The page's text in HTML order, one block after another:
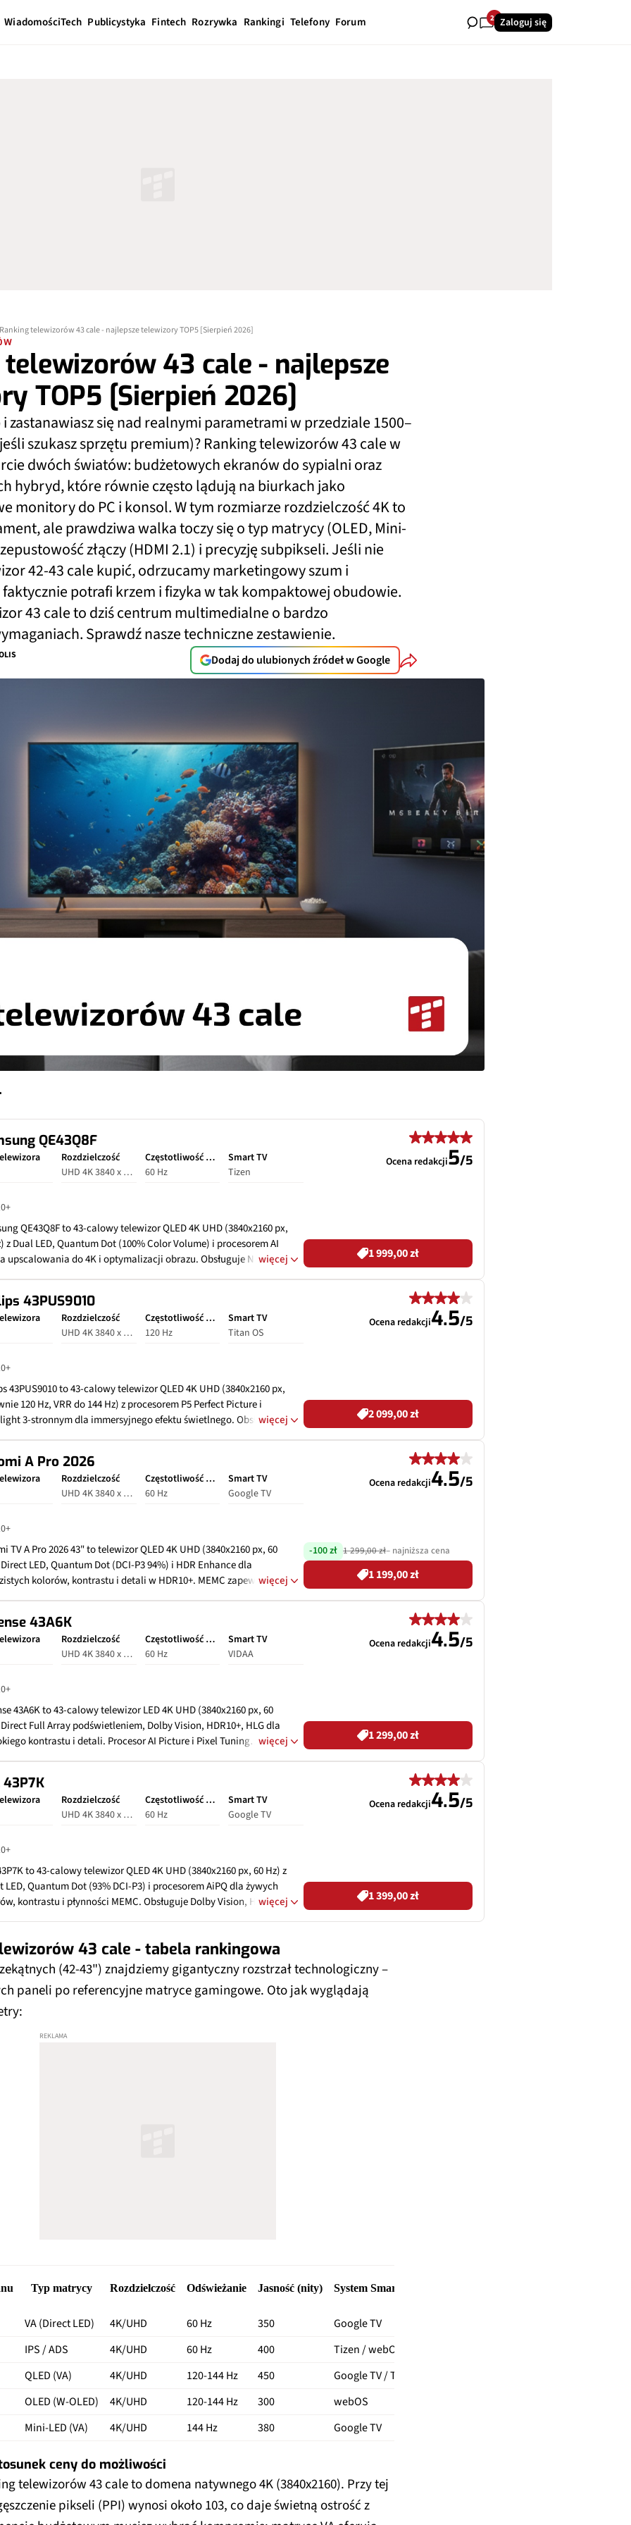
WiadomościTech Publicystyka Fintech Rozrywka Rankingi Telefony Forum 28Zaloguj się
Ranking telewizorów 43 cale - najlepsze telewizory TOP5 [Sierpień 2026]
43 cale - najlepsze
TOP5 [Sierpień 2026]
zastanawiasz się nad realnymi parametrami w przedziale 1500–
jeśli szukasz sprzętu premium)? Ranking telewizorów 43 cale w
dwóch światów: budżetowych ekranów do sypialni oraz
hybryd, które równie często lądują na biurkach jako
monitory do PC i konsol. W tym rozmiarze rozdzielczość 4K to
ale prawdziwa walka toczy się o typ matrycy (OLED, Mini-
złączy (HDMI 2.1) i precyzję subpikseli. Jeśli nie
42-43 cale kupić, odrzucamy marketingowy szum i
faktycznie potrafi krzem i fizyka w tak kompaktowej obudowie.
43 cale to dziś centrum multimedialne o bardzo
Sprawdź nasze techniczne zestawienie.
Dodaj do ulubionych źródeł w Google
QE43Q8F
Rozdzielczość
UHD 4K 3840 x 2160
Częstotliwość odświeżania
60 Hz
Smart TV
Tizen
QE43Q8F to 43‑calowy telewizor QLED 4K UHD (3840x2160 px,
z Dual LED, Quantum Dot (100% Color Volume) i procesorem AI
upscalowania do 4K i optymalizacji obrazu. Obsługuje Neo
Hub, AirSlim design. Złącza: 3x HDMI, 2x USB, Ethernet,
CI+; tunery DVB‑T2/CS2/HEVC. Głośniki 20W 2CH z Object
Sound Lite, Q-Symphony.
więcej
Ocena redakcji5/5
1 999,00 zł
43PUS9010
Rozdzielczość
UHD 4K 3840 x 2160
Częstotliwość odświeżania
120 Hz
Smart TV
Titan OS
43PUS9010 to 43‑calowy telewizor QLED 4K UHD (3840x2160 px,
120 Hz, VRR do 144 Hz) z procesorem P5 Perfect Picture i
3‑stronnym dla immersyjnego efektu świetlnego. Obsługuje
Matter; aplikacje Netflix, Disney+. Złącza: 4x HDMI 2.1
2x USB, optyczne, Ethernet, CI+; tunery DVB‑T2/C/S2. Dźwięk
Dolby Atmos, DTS:X, DTS Play‑Fi, IntelliSense.
więcej
Ocena redakcji4.5/5
2 099,00 zł
A Pro 2026
Rozdzielczość
UHD 4K 3840 x 2160
Częstotliwość odświeżania
60 Hz
Smart TV
Google TV
TV A Pro 2026 43" to telewizor QLED 4K UHD (3840x2160 px, 60
LED, Quantum Dot (DCI-P3 94%) i HDR Enhance dla
kolorów, kontrastu i detali w HDR10+. MEMC zapewnia
AirPlay, Miracast; aplikacje Netflix, YouTube. Złącza: 3x HDMI
Boost 120 Hz), 2x USB, Ethernet, optyczne, AV, CI+; tunery
HEVC, DVB‑C, DVB‑S2. Głośniki 2x10W z Dolby Audio, DTS:X,
więcej
Ocena redakcji4.5/5
-100 zł 1 299,00 zł– najniższa cena
1 199,00 zł
43A6K
Rozdzielczość
UHD 4K 3840 x 2160
Częstotliwość odświeżania
60 Hz
Smart TV
VIDAA
43A6K to 43‑calowy telewizor LED 4K UHD (3840x2160 px, 60
Direct Full Array podświetleniem, Dolby Vision, HDR10+, HLG dla
kontrastu i detali. Procesor AI Picture i Pixel Tuning
Netflix, YouTube, Disney+; sterowanie głosem. Złącza: 3x
(Game Mode Plus z VRR/ALLM), 2x USB, optyczne, Ethernet, CI+;
DVB‑T2/HEVC, DVB‑C, DVB‑S/S2. Głośniki 2x7W z DTS Virtual:X.
więcej
Ocena redakcji4.5/5
1 299,00 zł
43P7K
Rozdzielczość
UHD 4K 3840 x 2160
Częstotliwość odświeżania
60 Hz
Smart TV
Google TV
to 43‑calowy telewizor QLED 4K UHD (3840x2160 px, 60 Hz) z
LED, Quantum Dot (93% DCI-P3) i procesorem AiPQ dla żywych
kontrastu i płynności MEMC. Obsługuje Dolby Vision, HDR10+,
Złącza: 3x HDMI 2.1 (ALLM, VRR), 2x USB, Ethernet,
CI+; tunery DVB‑T2/HEVC, DVB‑C, DVB‑S2. Głośniki 2.0 20W z
Atmos, DTS Virtual:X.
więcej
Ocena redakcji4.5/5
1 399,00 zł
43 cale - tabela rankingowa
(42-43") znajdziemy gigantyczny rozstrzał technologiczny –
paneli po referencyjne matryce gamingowe. Oto jak wyglądają
Typ matrycy Rozdzielczość Odświeżanie Jasność (nity) System Smart TV
VA (Direct LED) 4K/UHD 60 Hz 350 Google TV
IPS / ADS 4K/UHD 60 Hz 400 Tizen / webOS
QLED (VA) 4K/UHD 120-144 Hz 450 Google TV / Tizen
OLED (W-OLED) 4K/UHD 120-144 Hz 300 webOS
Mini-LED (VA) 4K/UHD 144 Hz 380 Google TV
ceny do możliwości
telewizorów 43 cale to domena natywnego 4K (3840x2160). Przy tej
pikseli (PPI) wynosi około 103, co daje świetną ostrość z